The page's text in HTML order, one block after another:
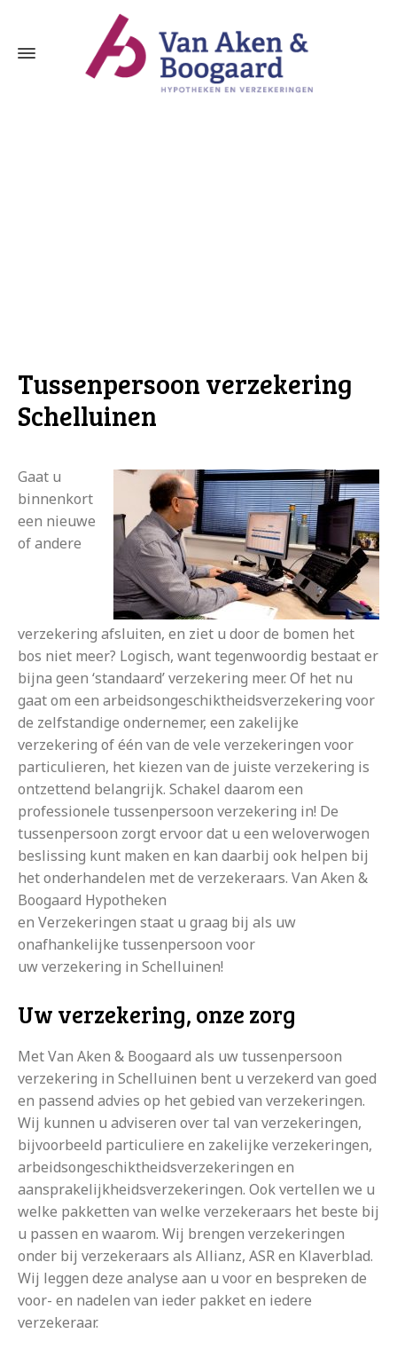
Tussenpersoon verzekering
Schelluinen
Gaat u
binnenkort
een nieuwe
of andere
verzekering afsluiten, en ziet u door de bomen het
bos niet meer? Logisch, want tegenwoordig bestaat er
bijna geen ‘standaard’ verzekering meer. Of het nu
gaat om een arbeidsongeschiktheidsverzekering voor
de zelfstandige ondernemer, een zakelijke
verzekering of één van de vele verzekeringen voor
particulieren, het kiezen van de juiste verzekering is
ontzettend belangrijk. Schakel daarom een
professionele tussenpersoon verzekering in! De
tussenpersoon zorgt ervoor dat u een weloverwogen
beslissing kunt maken en kan daarbij ook helpen bij
het onderhandelen met de verzekeraars. Van Aken &
Boogaard Hypotheken
en Verzekeringen staat u graag bij als uw
onafhankelijke tussenpersoon voor
uw verzekering in Schelluinen!
Uw verzekering, onze zorg
Met Van Aken & Boogaard als uw tussenpersoon
verzekering in Schelluinen bent u verzekerd van goed
en passend advies op het gebied van verzekeringen.
Wij kunnen u adviseren over tal van verzekeringen,
bijvoorbeeld particuliere en zakelijke verzekeringen,
arbeidsongeschiktheidsverzekeringen en
aansprakelijkheidsverzekeringen. Ook vertellen we u
welke pakketten van welke verzekeraars het beste bij
u passen en waarom. Wij brengen verzekeringen
onder bij verzekeraars als Allianz, ASR en Klaverblad.
Wij leggen deze analyse aan u voor en bespreken de
voor- en nadelen van ieder pakket en iedere
verzekeraar.